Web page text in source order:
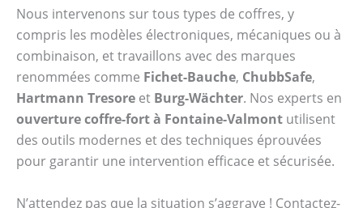
Nous intervenons sur tous types de coffres, y
compris les modèles électroniques, mécaniques ou à
combinaison, et travaillons avec des marques
renommées comme Fichet-Bauche, ChubbSafe,
Hartmann Tresore et Burg-Wächter. Nos experts en
ouverture coffre-fort à Fontaine-Valmont utilisent
des outils modernes et des techniques éprouvées
pour garantir une intervention efficace et sécurisée.
N’attendez pas que la situation s’aggrave ! Contactez-